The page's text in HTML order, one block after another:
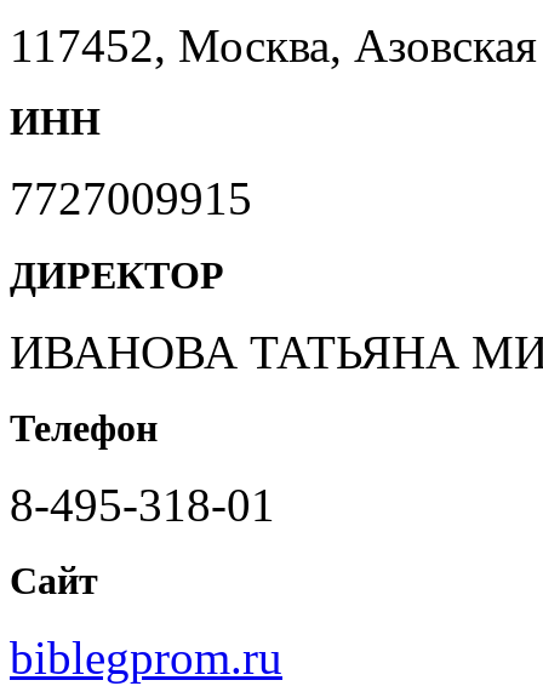
117452, Москва,
ИНН
7727009915
ДИРЕКТОР
ИВАНОВА ТАТЬЯНА
Телефон
8-495-318-01
Сайт
biblegprom.ru